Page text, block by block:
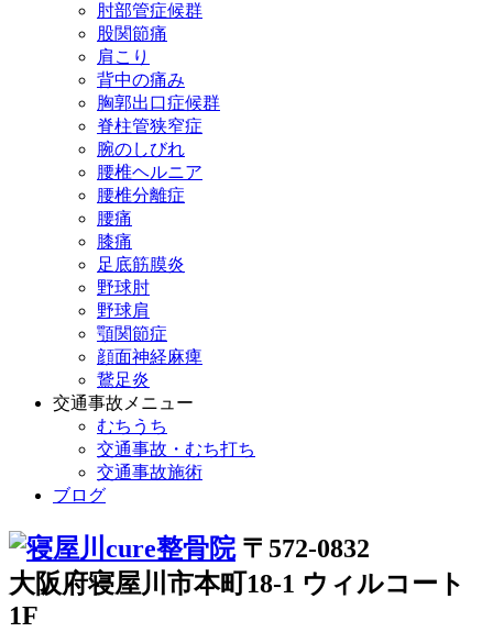
肘部管症候群
股関節痛
肩こり
背中の痛み
胸郭出口症候群
脊柱管狭窄症
腕のしびれ
腰椎ヘルニア
腰椎分離症
腰痛
膝痛
足底筋膜炎
野球肘
野球肩
顎関節症
顔面神経麻痺
鵞足炎
交通事故メニュー
むちうち
交通事故・むち打ち
交通事故施術
ブログ
〒572-0832
大阪府寝屋川市本町18-1 ウィルコート
1F